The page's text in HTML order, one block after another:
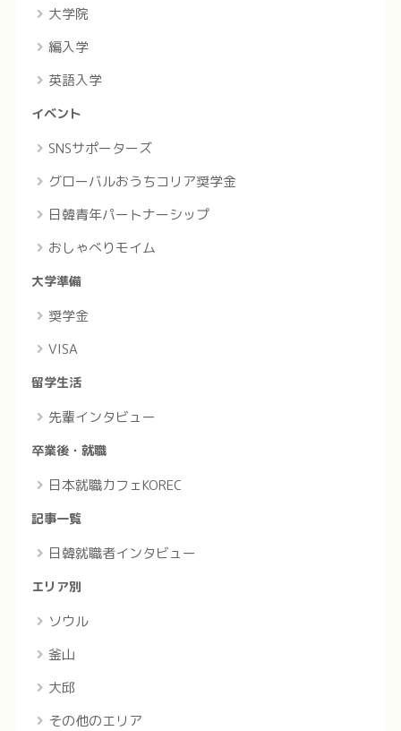
大学院
編入学
英語入学
イベント
SNSサポーターズ
グローバルおうちコリア奨学金
日韓青年パートナーシップ
おしゃべりモイム
大学準備
奨学金
VISA
留学生活
先輩インタビュー
卒業後・就職
日本就職カフェKOREC
記事一覧
日韓就職者インタビュー
エリア別
ソウル
釜山
大邱
その他のエリア